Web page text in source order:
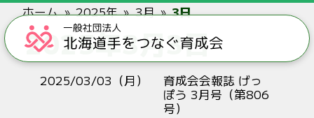
ホーム 2025年 3月 3日
2025年3月3日
2025/03/03（月）
育成会会報誌 げっ
ぽう 3月号（第806
号）